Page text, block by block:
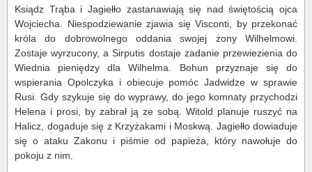
Ksiądz Trąba i Jagiełło zastanawiają się nad świętością ojca
Wojciecha. Niespodziewanie zjawia się Visconti, by przekonać
króla do dobrowolnego oddania swojej żony Wilhelmowi.
Zostaje wyrzucony, a Sirputis dostaje zadanie przewiezienia do
Wiednia pieniędzy dla Wilhelma. Bohun przyznaje się do
wspierania Opolczyka i obiecuje pomóc Jadwidze w sprawie
Rusi. Gdy szykuje się do wyprawy, do jego komnaty przychodzi
Helena i prosi, by zabrał ją ze sobą. Witold planuje ruszyć na
Halicz, dogaduje się z Krzyżakami i Moskwą. Jagiełło dowiaduje
się o ataku Zakonu i piśmie od papieża, który nawołuje do
pokoju z nim.